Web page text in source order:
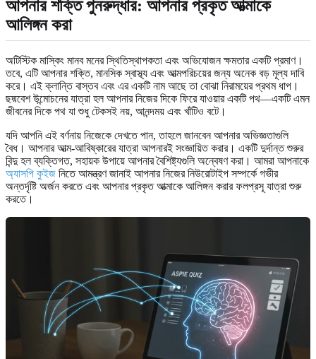
আপনার শক্তি পুনরুদ্ধার: আপনার প্রকৃত আত্মাকে
আলিঙ্গন করা
অটিস্টিক মাস্কিং মানব মনের স্থিতিস্থাপকতা এবং অভিযোজন ক্ষমতার একটি প্রমাণ।
তবে, এটি আপনার শক্তি, মানসিক স্বাস্থ্য এবং আত্মপরিচয়ের জন্য অনেক বড় মূল্য দাবি
করে। এই ক্লান্তি বাস্তব এবং এর একটি নাম আছে তা বোঝা নিরাময়ের প্রথম ধাপ।
ছদ্মবেশ উন্মোচনের যাত্রা হল আপনার নিজের দিকে ফিরে যাওয়ার একটি পথ—একটি এমন
জীবনের দিকে পথ যা শুধু টেকসই নয়, আনন্দময় এবং খাঁটিও বটে।
যদি আপনি এই বর্ণনায় নিজেকে দেখতে পান, তাহলে জানবেন আপনার অভিজ্ঞতাগুলি
বৈধ। আপনার আত্ম-আবিষ্কারের যাত্রা আপনারই সংজ্ঞায়িত করার। একটি দুর্দান্ত শুরুর
বিন্দু হল ব্যক্তিগত, সহায়ক উপায়ে আপনার বৈশিষ্ট্যগুলি অন্বেষণ করা। আমরা আপনাকে
অ্যাসপি কুইজ নিতে আমন্ত্রণ জানাই আপনার নিজের নিউরোটাইপ সম্পর্কে গভীর
অন্তর্দৃষ্টি অর্জন করতে এবং আপনার প্রকৃত আত্মাকে আলিঙ্গন করার ফলপ্রসূ যাত্রা শুরু
করতে।